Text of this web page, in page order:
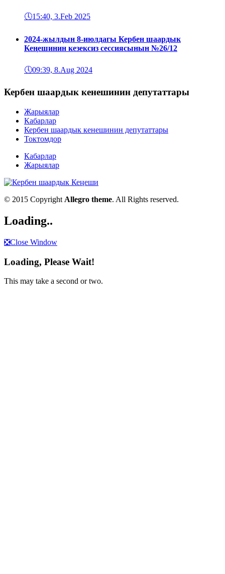
🕔15:40, 3.Feb 2025
2024-жылдын 8-июлдагы Кербен шаардык
Кеңешинин кезексиз сессиясынын №26/12
🕔09:39, 8.Aug 2024
Кербен шаардык кенешинин депутаттары
Жарыялар
Кабарлар
Кербен шаардык кенешинин депутаттары
Токтомдор
Кабарлар
Жарыялар
© 2015 Copyright Allegro theme. All Rights reserved.
Loading..
❎Close Window
Loading, Please Wait!
This may take a second or two.